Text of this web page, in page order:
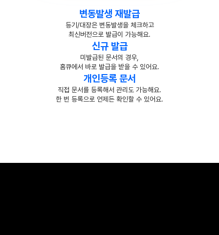
변동발생 재발급
등기/대장은 변동발생을 체크하고
최신버전으로 발급이 가능해요.
신규 발급
미발급된 문서의 경우,
홈큐에서 바로 발급을 받을 수 있어요.
개인등록 문서
직접 문서를 등록해서 관리도 가능해요.
한 번 등록으로 언제든 확인할 수 있어요.